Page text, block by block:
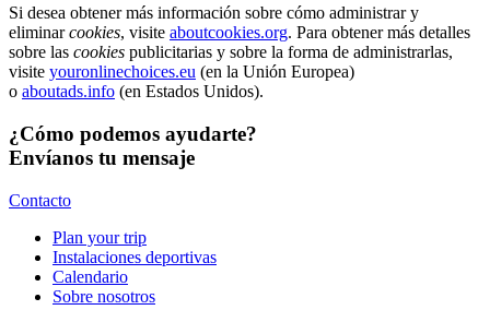
Si desea obtener más información sobre cómo administrar y
eliminarcookies, visite aboutcookies.org. Para obtener más detalles
sobre las cookies publicitarias y sobre la forma de administrarlas,
visite youronlinechoices.eu (en la Unión Europea)
o aboutads.info (en Estados Unidos).
¿Cómo podemos ayudarte?
Envíanos tu mensaje
Contacto
Plan your trip
Instalaciones deportivas
Calendario
Sobre nosotros